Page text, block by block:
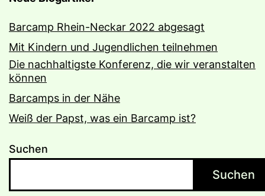
Barcamp Rhein-Neckar 2022 abgesagt
Mit Kindern und Jugendlichen teilnehmen
Die nachhaltigste Konferenz, die wir veranstalten
können
Barcamps in der Nähe
Weiß der Papst, was ein Barcamp ist?
Suchen
Suchen